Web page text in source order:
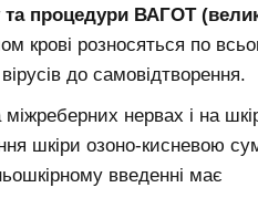
та процедури ВАГОТ
крові розносяться по
до самовідтворення.
міжреберних нервах і на
шкіри озоно-кисневою
введенні має